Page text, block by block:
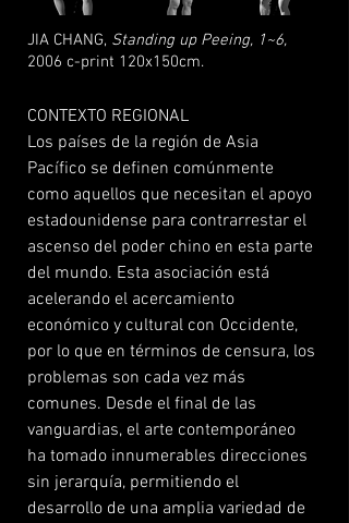
JIA CHANG, Standing up Peeing, 1~6,
2006 c-print 120x150cm.
CONTEXTO REGIONAL
Los países de la región de Asia
Pacífico se definen comúnmente
como aquellos que necesitan el apoyo
estadounidense para contrarrestar el
ascenso del poder chino en esta parte
del mundo. Esta asociación está
acelerando el acercamiento
económico y cultural con Occidente,
por lo que en términos de censura, los
problemas son cada vez más
comunes. Desde el final de las
vanguardias, el arte contemporáneo
ha tomado innumerables direcciones
sin jerarquía, permitiendo el
desarrollo de una amplia variedad de